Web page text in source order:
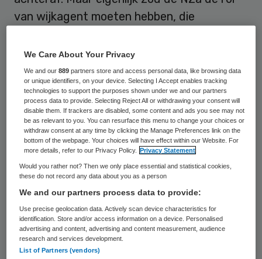
van wijkagent moeten hebben, die
zorgverzekeraars.
Dat betoogde Michael Ehlen, manager
finance & control van het Laurentius
Ziekenhuis, tijdens hetHEAD-congres op 9
juniin Houten. En het is precies wat de
autoriteit ook gaat doen, zo liet Loes de
Maat, directeur toezicht en handhaving van
de NZa weten. “Wij gaan graag de wijk in.”
Streven
Tijdens een workshop en een plenaire sessie
We Care About Your Privacy
We and our889 partners store and access personal data, like browsing data
or unique identifiers, on your device. Selecting I Accept enables tracking
technologies to support the purposes shown under we and our partners
process data to provide. Selecting Reject All or withdrawing your consent will
disable them. If trackers are disabled, some content and ads you see may not
be as relevant to you. You can resurface this menu to change your choices or
withdraw consent at any time by clicking the Manage Preferences link on the
bottom of the webpage. Your choices will have effect within our Website. For
more details, refer to our Privacy Policy.
Privacy Statement
Would you rather not? Then we only place essential and statistical cookies,
these do not record any data about you as a person
We and our partners process data to provide:
Use precise geolocation data. Actively scan device characteristics for
identification. Store and/or access information on a device. Personalised
advertising and content, advertising and content measurement, audience
research and services development.
List of Partners (vendors)